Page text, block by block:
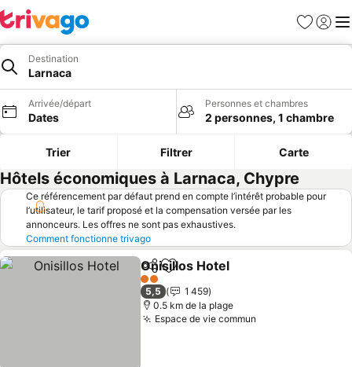
Favoris
Se
Destination
Larnaca
Arrivée/départ
Dates
Personnes et chambres
2 personnes, 1 chambre
Trier Filtrer Carte
Hôtels économiques à Larnaca, Chypre
Ce référencement par défaut prend en compte l’intérêt probable pour
l’utilisateur, le tarif proposé et la compensation versée par les
annonceurs. Les offres ne sont pas exhaustives.
Comment fonctionne trivago
PartagerAjouter à mes favoris
Onisillos Hotel
2 Étoiles
5,5
1 459
0.5 km de la plage
Espace de vie commun